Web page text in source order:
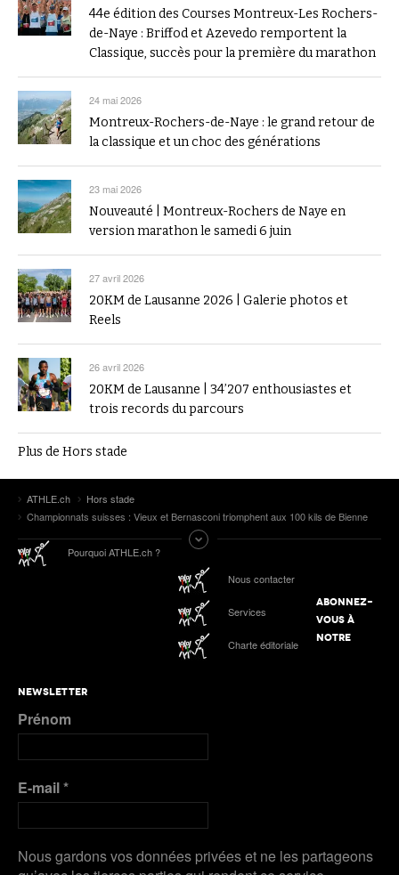
44e édition des Courses Montreux-Les Rochers-
de-Naye : Briffod et Azevedo remportent la
Classique, succès pour la première du marathon
24 mai 2026
Montreux-Rochers-de-Naye : le grand retour de
la classique et un choc des générations
23 mai 2026
Nouveauté | Montreux-Rochers de Naye en
version marathon le samedi 6 juin
27 avril 2026
20KM de Lausanne 2026 | Galerie photos et
Reels
26 avril 2026
20KM de Lausanne | 34’207 enthousiastes et
trois records du parcours
Plus de Hors stade
ATHLE.ch
Hors stade
Championnats suisses : Vieux et Bernasconi triomphent aux 100 kils de Bienne
Pourquoi ATHLE.ch ?
Nous contacter
Services
Charte éditoriale
ABONNEZ-
VOUS À
NOTRE
NEWSLETTER
Prénom
E-mail*
Nous gardons vos données privées et ne les partageons